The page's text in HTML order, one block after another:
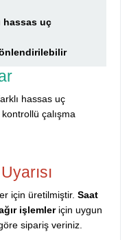
hassas uç
hassas uç
çalışma
için üretilmiştir. Saat
işlemleriçin uygun
sipariş veriniz.